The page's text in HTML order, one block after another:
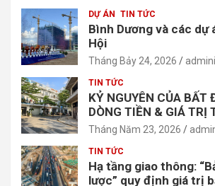
DỰ ÁN TIN TỨC
Bình Dương và các dự
Hội
Tháng Bảy 24, 2026
TIN TỨC
KỶ NGUYÊN CỦA BẤT
DÒNG TIỀN & GIÁ TRỊ
Tháng Năm 23, 2026
TIN TỨC
Hạ tầng giao thông:
lược” quy định giá trị